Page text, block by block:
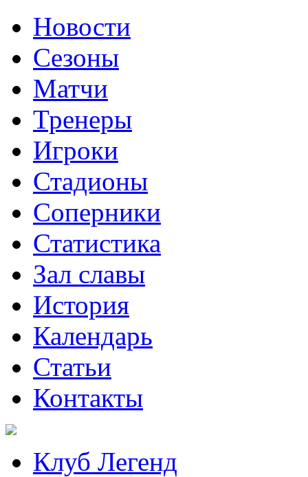
Новости
Сезоны
Матчи
Тренеры
Игроки
Стадионы
Соперники
Статистика
Зал славы
История
Календарь
Статьи
Контакты
Клуб Легенд